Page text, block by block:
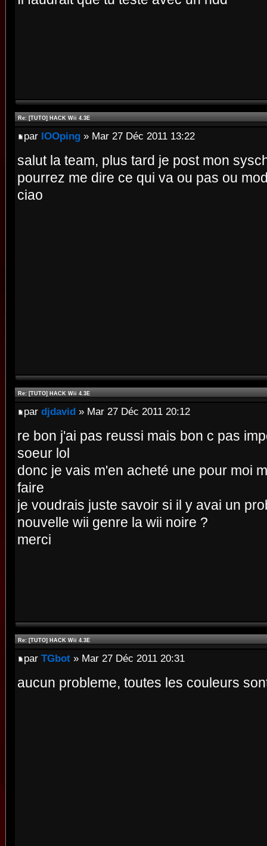
Re: [TUTO] HACK Wii 4.3E
par lOOping » Mar 27 Déc 2011 13:22
salut la team, plus tard je post mon
pourrez me dire ce qui va ou pas ou
ciao
Re: [TUTO] HACK Wii 4.3E
par djdavid » Mar 27 Déc 2011 20:12
re bon j'ai pas reussi mais bon c pas
soeur lol
donc je vais m'en acheté une pour moi
faire
je voudrais juste savoir si il y avai un
nouvelle wii genre la wii noire ?
merci
Re: [TUTO] HACK Wii 4.3E
par TGbot » Mar 27 Déc 2011 20:31
aucun probleme, toutes les couleurs